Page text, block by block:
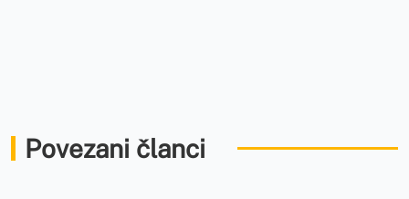
Povezani članci